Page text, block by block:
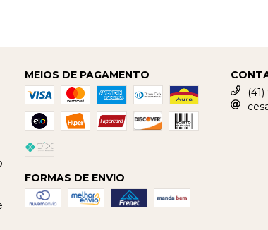
MEIOS DE PAGAMENTO
FORMAS DE ENVIO